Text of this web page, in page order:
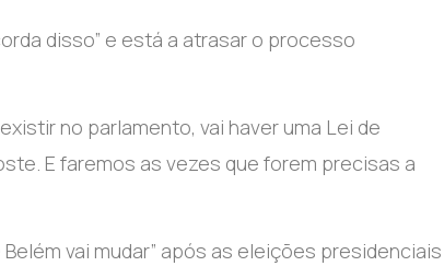
disso” e está a atrasar o processo
no parlamento, vai haver uma Lei de
E faremos as vezes que forem precisas a
vai mudar” após as eleições presidenciais